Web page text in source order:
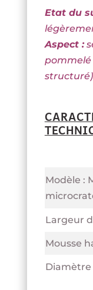
Etat du
Aspect :
Modèle :
Largeur
Mousse
Diamètre